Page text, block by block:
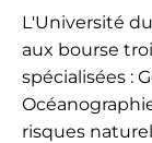
L'Université
aux bourse
spécialisées :
risques